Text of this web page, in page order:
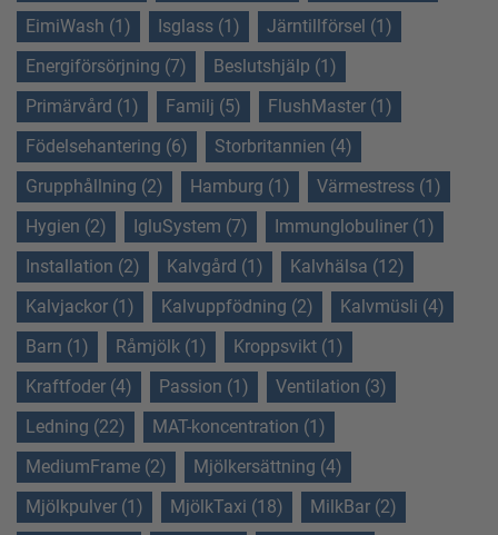
EimiWash (1)
Isglass (1)
Järntillförsel (1)
Energiförsörjning (7)
Beslutshjälp (1)
Primärvård (1)
Familj (5)
FlushMaster (1)
Födelsehantering (6)
Storbritannien (4)
Grupphållning (2)
Hamburg (1)
Värmestress (1)
Hygien (2)
IgluSystem (7)
Immunglobuliner (1)
Installation (2)
Kalvgård (1)
Kalvhälsa (12)
Kalvjackor (1)
Kalvuppfödning (2)
Kalvmüsli (4)
Barn (1)
Råmjölk (1)
Kroppsvikt (1)
Kraftfoder (4)
Passion (1)
Ventilation (3)
Ledning (22)
MAT-koncentration (1)
MediumFrame (2)
Mjölkersättning (4)
Mjölkpulver (1)
MjölkTaxi (18)
MilkBar (2)